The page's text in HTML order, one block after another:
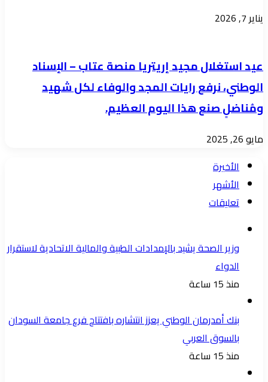
يناير 7, 2026
عيد استغلال مجيد إريتريا منصة عتاب – الإسناد
الوطني، نرفع رايات المجد والوفاء لكل شهيد
ومُناضلٍ صنع هذا اليوم العظيم.
مايو 26, 2025
الأخيرة
الأشهر
تعليقات
وزير الصحة يشيد بالإمدادات الطبية والمالية الاتحادية لاستقرار
الدواء
منذ 15 ساعة
بنك أمدرمان الوطني يعزز انتشاره بافتتاح فرع جامعة السودان
بالسوق العربي
منذ 15 ساعة